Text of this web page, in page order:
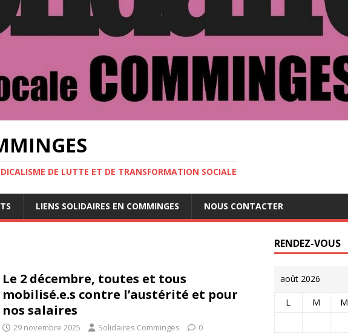
DE LUTTE ET DE TRANSFORMATION SOCIALE
LIENS SOLIDAIRES EN COMMINGES NOUS CONTACTER
Le 2 décembre, toutes et tous
mobilisé.e.s contre l’austérité et pour
nos salaires
29 novembre 2025 Solidaires Comminges 0
RENDEZ-VOUS
août 2026
L M M